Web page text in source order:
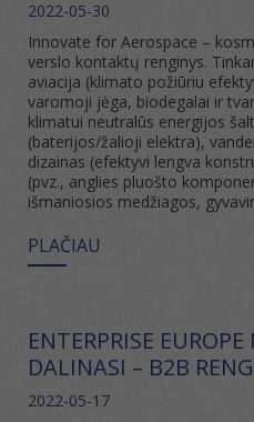
2022-05-30
Innovate for Aerospace –
verslo kontaktų renginys.
aviacija (klimato požiūriu
varomoji jėga, biodegalai ir
klimatui neutralūs energijos
(baterijos/žalioji elektra),
dizainas (efektyvi lengva
(pvz., anglies pluošto
išmaniosios medžiagos,
PLAČIAU
ENTERPRISE
DALINASI – B2B
2022-05-17